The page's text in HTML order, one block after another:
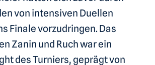
von intensiven Duellen
Finale vorzudringen. Das
Zanin und Ruch war ein
des Turniers, geprägt von